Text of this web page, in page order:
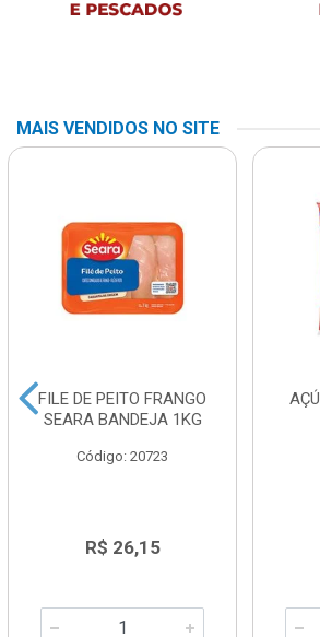
MAIS VENDIDOS NO SITE
FILE DE PEITO FRANGO
SEARA BANDEJA 1KG
Código: 20723
R$ 26,15